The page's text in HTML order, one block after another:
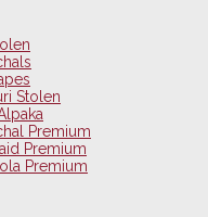
Stolen
Premium
Premium
Premium